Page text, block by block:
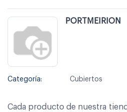
PORTMEIRION
Categoría: Cubiertos
Cada producto de nuestra